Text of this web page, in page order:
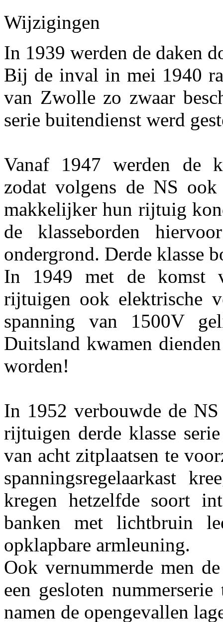
Wijzigingen
In 1939 werden de daken
Bij de inval in mei 1940
van Zwolle zo zwaar
serie buitendienst werd
Vanaf 1947 werden de
zodat volgens de NS
makkelijker hun rijtuig
de klasseborden
ondergrond. Derde klasse
In 1949 met de komst
rijtuigen ook elektrische
spanning van 1500V
Duitsland kwamen
worden!
In 1952 verbouwde de
rijtuigen derde klasse
van acht zitplaatsen te
spanningsregelaarkast
kregen hetzelfde soort
banken met lichtbruin
opklapbare armleuning.
Ook vernummerde men
een gesloten
namen de opengevallen